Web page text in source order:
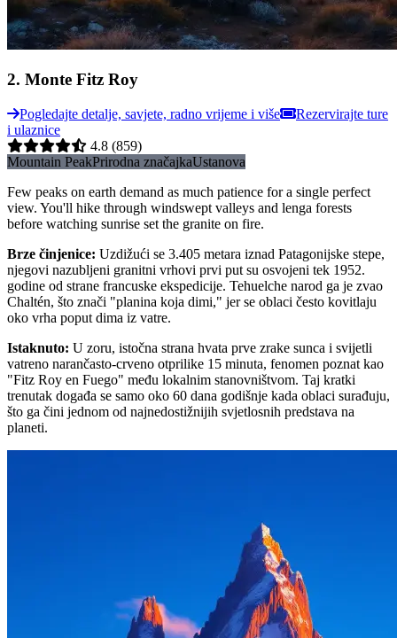
2. Monte Fitz Roy
Pogledajte detalje, savjete, radno vrijeme i više
Rezervirajte ture
i ulaznice
4.8 (859)
Mountain PeakPrirodna značajkaUstanova
Few peaks on earth demand as much patience for a single perfect
view. You'll hike through windswept valleys and lenga forests
before watching sunrise set the granite on fire.
Brze činjenice: Uzdižući se 3.405 metara iznad Patagonijske stepe,
njegovi nazubljeni granitni vrhovi prvi put su osvojeni tek 1952.
godine od strane francuske ekspedicije. Tehuelche narod ga je zvao
Chaltén, što znači "planina koja dimi," jer se oblaci često kovitlaju
oko vrha poput dima iz vatre.
Istaknuto: U zoru, istočna strana hvata prve zrake sunca i svijetli
vatreno narančasto-crveno otprilike 15 minuta, fenomen poznat kao
"Fitz Roy en Fuego" među lokalnim stanovništvom. Taj kratki
trenutak događa se samo oko 60 dana godišnje kada oblaci surađuju,
što ga čini jednom od najnedostižnijih svjetlosnih predstava na
planeti.